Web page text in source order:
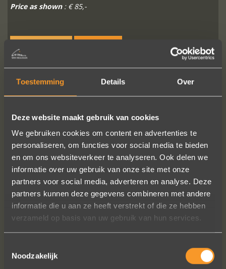
Toestemming Details Over
Deze website maakt gebruik van cookies
We gebruiken cookies om content en advertenties te
personaliseren, om functies voor social media te bieden
en om ons websiteverkeer te analyseren. Ook delen we
informatie over uw gebruik van onze site met onze
partners voor social media, adverteren en analyse. Deze
partners kunnen deze gegevens combineren met andere
informatie die u aan ze heeft verstrekt of die ze hebben
verzameld op basis van uw gebruik van hun services.
Noodzakelijk
Price as shown: € 85,-
READ MORE
In de ban van uw creaties zijn we
bezig met onze derde bestelling (uit
Frankrijk). De ontvangst is altijd zo
vriendelijk, het team reageert snel en